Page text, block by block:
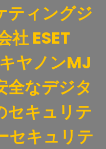
ティングジ
社 ESET
ヤノンMJ
全なデジタ
セキュリテ
セキュリテ